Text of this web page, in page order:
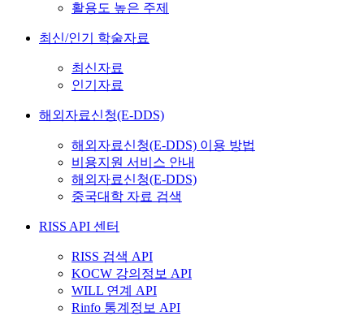
활용도 높은 주제
최신/인기 학술자료
최신자료
인기자료
해외자료신청(E-DDS)
해외자료신청(E-DDS) 이용 방법
비용지원 서비스 안내
해외자료신청(E-DDS)
중국대학 자료 검색
RISS API 센터
RISS 검색 API
KOCW 강의정보 API
WILL 연계 API
Rinfo 통계정보 API